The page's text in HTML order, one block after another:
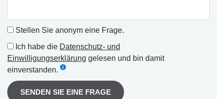
Stellen Sie anonym eine Frage.
Ich habe die Datenschutz- und
Einwilligungserklärung gelesen und bin damit
einverstanden.
SENDEN SIE EINE FRAGE